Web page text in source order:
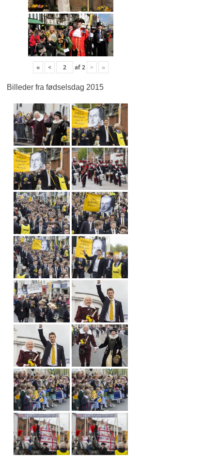
« < af2 > »
Billeder fra fødselsdag 2015